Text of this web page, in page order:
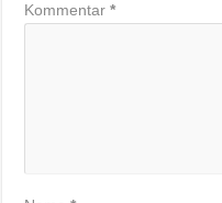
Kommentar*